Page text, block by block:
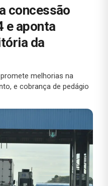
concessão
e aponta
da
melhorias na
e cobrança de pedágio